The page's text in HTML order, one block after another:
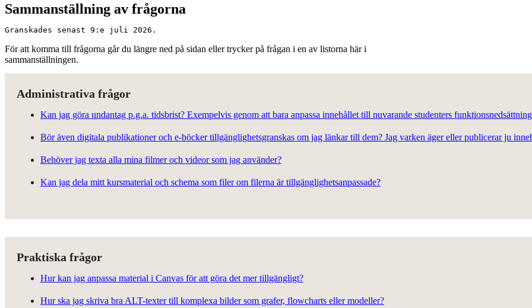
Sammanställning av frågorna
Granskades senast 9:e juli 2026.
För att komma till frågorna går du längre ned på sidan eller trycker på frågan i en av listorna här i
sammanställningen.
Administrativa frågor
Kan jag göra undantag p.g.a. tidsbrist? Exempelvis genom att bara anpassa innehållet till nuvarande studenters
Bör även digitala publikationer och e-böcker tillgänglighetsgranskas om jag länkar till dem? Jag varken äger eller publicerar ju
Behöver jag texta alla mina filmer och videor som jag använder?
Kan jag dela mitt kursmaterial och schema som filer om filerna är tillgänglighetsanpassade?
Praktiska frågor
Hur kan jag anpassa material i Canvas för att göra det mer tillgängligt?
Hur ska jag skriva bra ALT-texter till komplexa bilder som grafer, flowcharts eller modeller?